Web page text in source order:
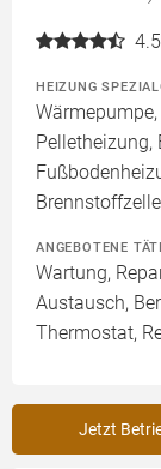
4.5
HEIZUNG
Pelletheizung,
ANGEBOTENE
Wartung,
Austausch,
Thermostat,
Jetzt